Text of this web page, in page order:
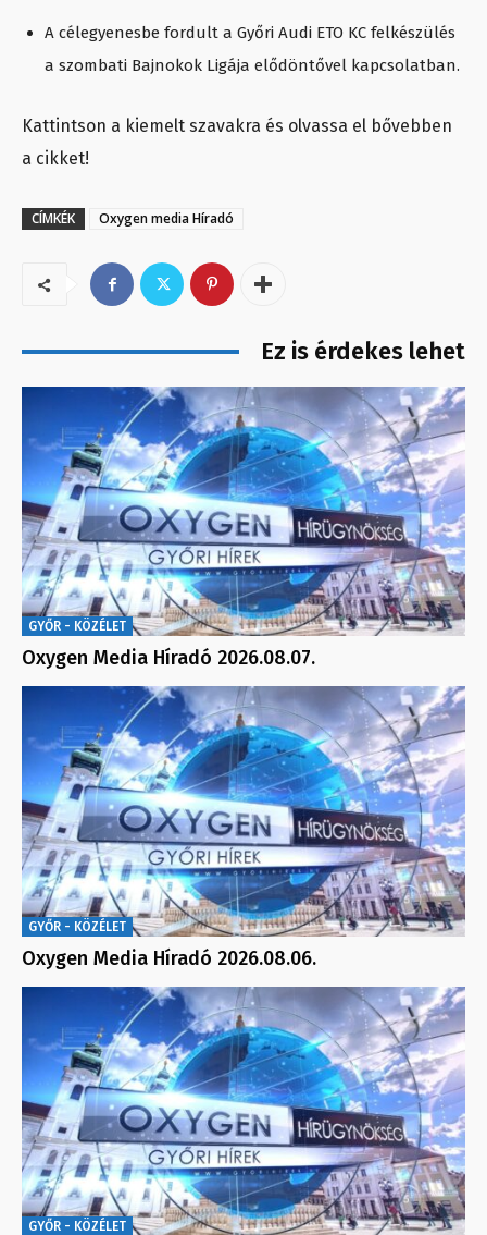
A célegyenesbe fordult a Győri Audi ETO KC felkészülés
a szombati Bajnokok Ligája elődöntővel kapcsolatban.
Kattintson a kiemelt szavakra és olvassa el bővebben
a cikket!
CÍMKÉK Oxygen media Híradó
Ez is érdekes lehet
GYŐR - KÖZÉLET
Oxygen Media Híradó 2026.08.07.
GYŐR - KÖZÉLET
Oxygen Media Híradó 2026.08.06.
GYŐR - KÖZÉLET